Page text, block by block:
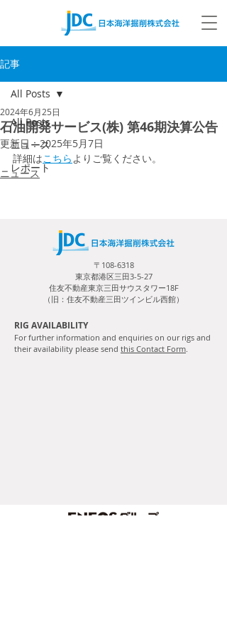
記事
All Posts
ニュース
レポート
All Posts
石油開発サービス(株) 第46期決算公告
2024年6月25日
更新日：2025年5月7日
詳細はこちらよりご覧ください。
ニュース
〒108-6318
東京都港区三田3-5-27
住友不動産東京三田サウスタワー18F
（旧：住友不動産三田ツインビル西館）
RIG AVAILABILITY
For further information and enquiries on our rigs and
their availability please send this Contact Form.